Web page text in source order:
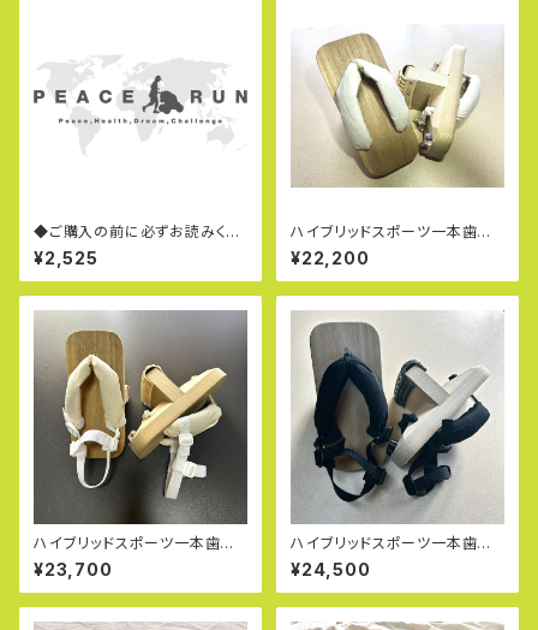
◆ご購入の前に必ずお読みくだ
さい◆
¥2,525
ハイブリッドスポーツ一本歯下
駄ＯＴＧ－２（ホワイトモデル：極
太鼻緒・耐摩耗保護ゴム付き）
¥22,200
ハイブリッドスポーツ一本歯下
駄ＯＴＧ－２（アスリート仕様：ホ
ワイトモデル…専用ストラップ・
超極太鼻緒・耐摩耗保護ゴム付
¥23,700
ハイブリッドスポーツ一本歯下
駄ＯＴＧ－２（ブラックモデル：専
用ストラップ・極太鼻緒・耐摩耗
保護ゴム付き）
¥24,500